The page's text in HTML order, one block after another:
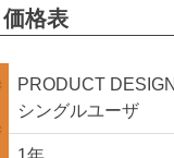
格表
PRODUCT
シングルユーザ